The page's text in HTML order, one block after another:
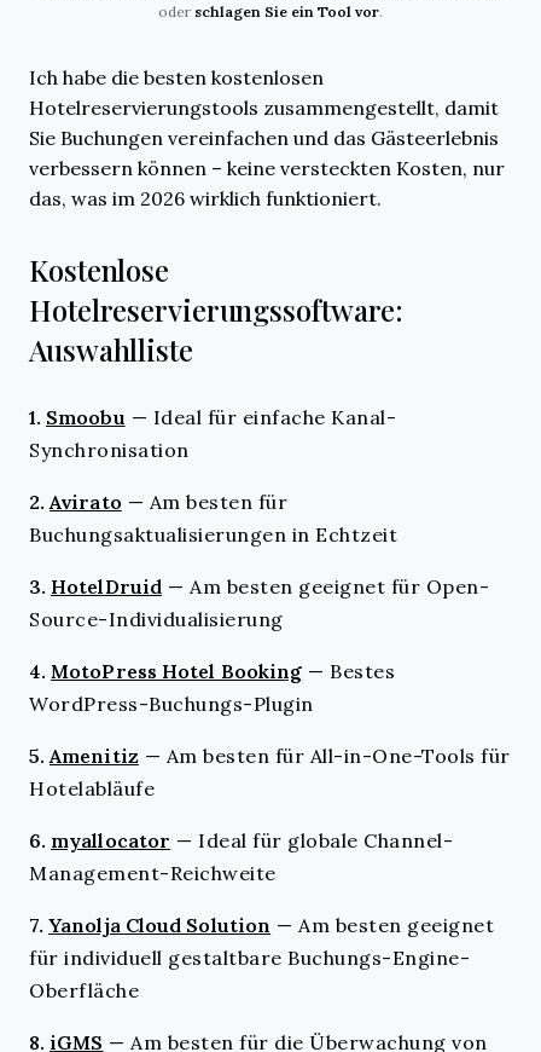
oder schlagen Sie ein Tool vor.
Ich habe die besten kostenlosen
Hotelreservierungstools zusammengestellt, damit
Sie Buchungen vereinfachen und das Gästeerlebnis
verbessern können – keine versteckten Kosten, nur
das, was im 2026 wirklich funktioniert.
Kostenlose
Hotelreservierungssoftware:
Auswahlliste
1. Smoobu — Ideal für einfache Kanal-
Synchronisation
2.Avirato — Am besten für
Buchungsaktualisierungen in Echtzeit
3. HotelDruid — Am besten geeignet für Open-
Source-Individualisierung
4. MotoPress Hotel Booking — Bestes
WordPress-Buchungs-Plugin
5.Amenitiz — Am besten für All-in-One-Tools für
Hotelabläufe
6. myallocator — Ideal für globale Channel-
Management-Reichweite
7. Yanolja Cloud Solution — Am besten geeignet
für individuell gestaltbare Buchungs-Engine-
Oberfläche
8. iGMS — Am besten für die Überwachung von